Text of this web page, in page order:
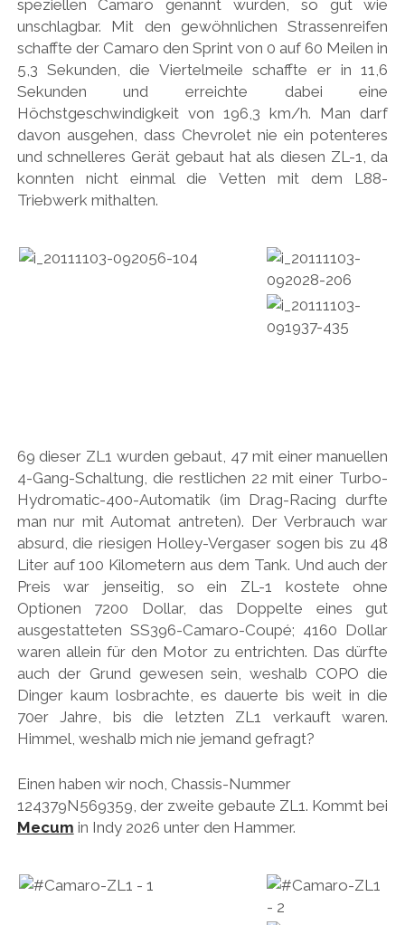
speziellen Camaro genannt wurden, so gut wie
unschlagbar. Mit den gewöhnlichen Strassenreifen
schaffte der Camaro den Sprint von 0 auf 60 Meilen in
5,3 Sekunden, die Viertelmeile schaffte er in 11,6
Sekunden und erreichte dabei eine
Höchstgeschwindigkeit von 196,3 km/h. Man darf
davon ausgehen, dass Chevrolet nie ein potenteres
und schnelleres Gerät gebaut hat als diesen ZL-1, da
konnten nicht einmal die Vetten mit dem L88-
Triebwerk mithalten.
69 dieser ZL1 wurden gebaut, 47 mit einer manuellen
4-Gang-Schaltung, die restlichen 22 mit einer Turbo-
Hydromatic-400-Automatik (im Drag-Racing durfte
man nur mit Automat antreten). Der Verbrauch war
absurd, die riesigen Holley-Vergaser sogen bis zu 48
Liter auf 100 Kilometern aus dem Tank. Und auch der
Preis war jenseitig, so ein ZL-1 kostete ohne
Optionen 7200 Dollar, das Doppelte eines gut
ausgestatteten SS396-Camaro-Coupé; 4160 Dollar
waren allein für den Motor zu entrichten. Das dürfte
auch der Grund gewesen sein, weshalb COPO die
Dinger kaum losbrachte, es dauerte bis weit in die
70er Jahre, bis die letzten ZL1 verkauft waren.
Himmel, weshalb mich nie jemand gefragt?
Einen haben wir noch, Chassis-Nummer
124379N569359, der zweite gebaute ZL1. Kommt bei
Mecum in Indy 2026 unter den Hammer.